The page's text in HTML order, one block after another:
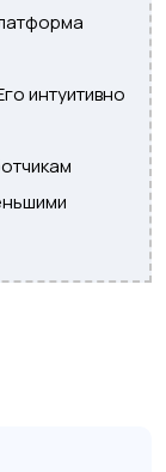
интуитивно